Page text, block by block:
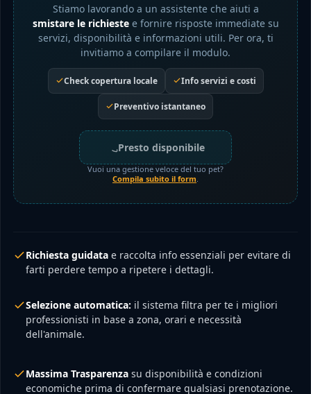
Stiamo lavorando a un assistente che aiuti a
smistare le richiestee fornire risposte immediate su
servizi, disponibilità e informazioni utili. Per ora, ti
invitiamo a compilare il modulo.
Check copertura locale Info servizi e costi
Preventivo istantaneo
Presto disponibile
Vuoi una gestione veloce del tuo pet?
Compila subito il form
Richiesta guidata e raccolta info essenziali per evitare di
farti perdere tempo a ripetere i dettagli.
Selezione automatica: il sistema filtra per te i migliori
professionisti in base a zona, orari e necessità
dell'animale.
Massima Trasparenza su disponibilità e condizioni
economiche prima di confermare qualsiasi prenotazione.